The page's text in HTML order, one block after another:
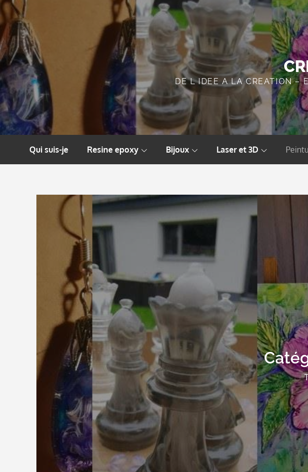
Skip
to
content
DE L IDEE A LA CREATION –
Qui suis-je Resine epoxy Bijoux Laser et 3D